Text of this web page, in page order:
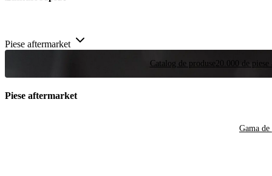
Piese aftermarket
Catalog de produse 20.000 de
Piese aftermarket
Gama de